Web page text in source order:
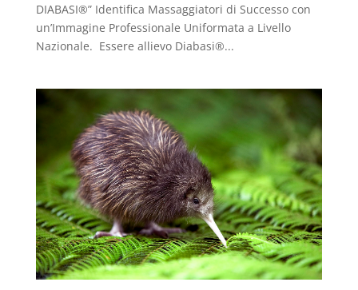
DIABASI®” Identifica Massaggiatori di Successo con
un’Immagine Professionale Uniformata a Livello
Nazionale. Essere allievo Diabasi®...